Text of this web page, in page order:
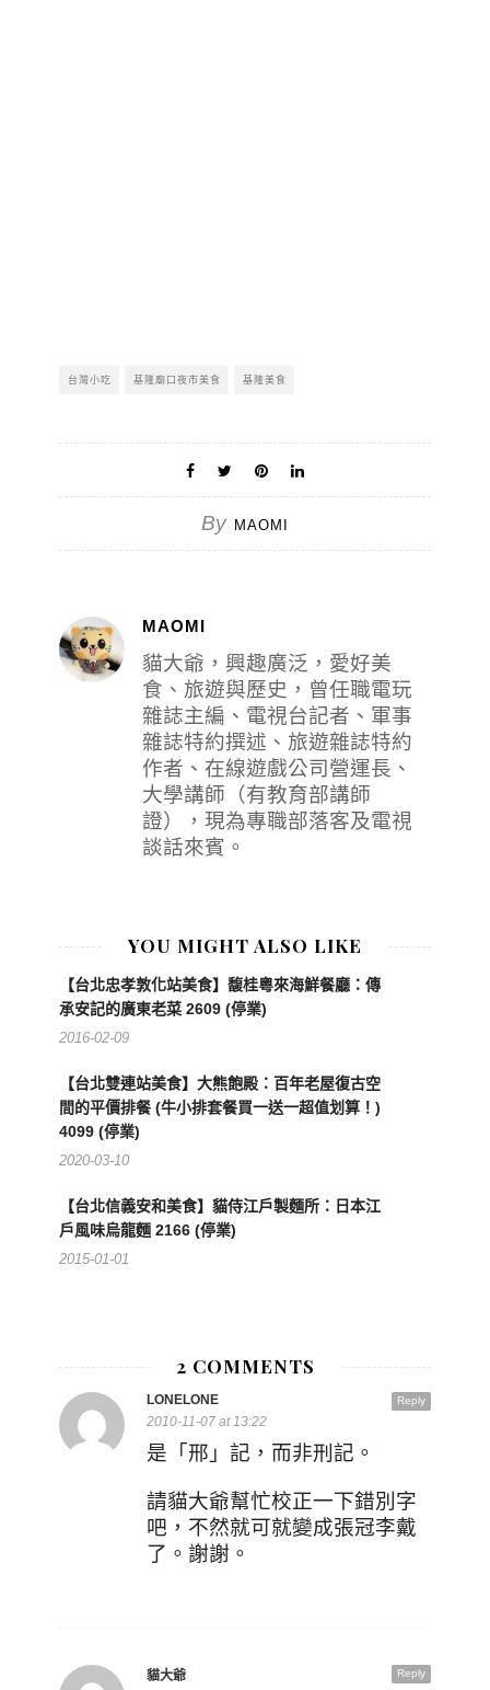
台灣小吃 基隆廟口夜市美食 基隆美食
By MAOMI
MAOMI
貓大爺，興趣廣泛，愛好美
食、旅遊與歷史，曾任職電玩
雜誌主編、電視台記者、軍事
雜誌特約撰述、旅遊雜誌特約
作者、在線遊戲公司營運長、
大學講師（有教育部講師
證），現為專職部落客及電視
談話來賓。
YOU MIGHT ALSO LIKE
【台北忠孝敦化站美食】馥桂粵來海鮮餐廳：傳
承安記的廣東老菜 2609 (停業)
2016-02-09
【台北雙連站美食】大熊飽殿：百年老屋復古空
間的平價排餐 (牛小排套餐買一送一超值划算！)
4099 (停業)
2020-03-10
【台北信義安和美食】貓侍江戶製麵所：日本江
戶風味烏龍麵 2166 (停業)
2015-01-01
2 COMMENTS
Reply
LONELONE
2010-11-07 at 13:22
是「邢」記，而非刑記。
請貓大爺幫忙校正一下錯別字
吧，不然就可就變成張冠李戴
了。謝謝。
Reply
貓大爺